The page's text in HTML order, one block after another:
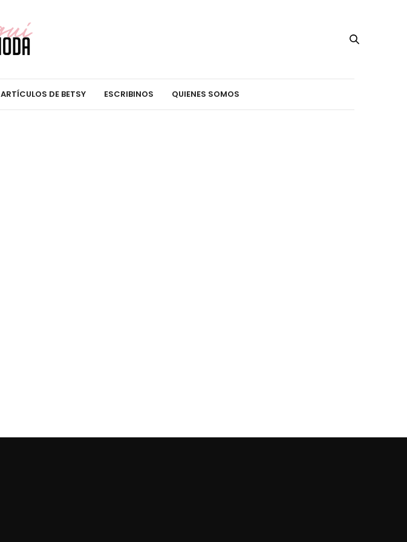
ARTÍCULOS DE BETSY ESCRIBINOS QUIENES SOMOS